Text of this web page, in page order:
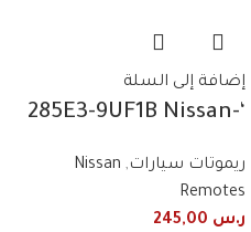
إضافة إلى السلة
‘-285E3-9UF1B Nissan
+ Light 2019+2020 3
Button Smart
ريموتات سيارات,
Nissan
Remotes
ر.س